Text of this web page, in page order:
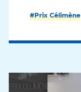
#Prix Célimène